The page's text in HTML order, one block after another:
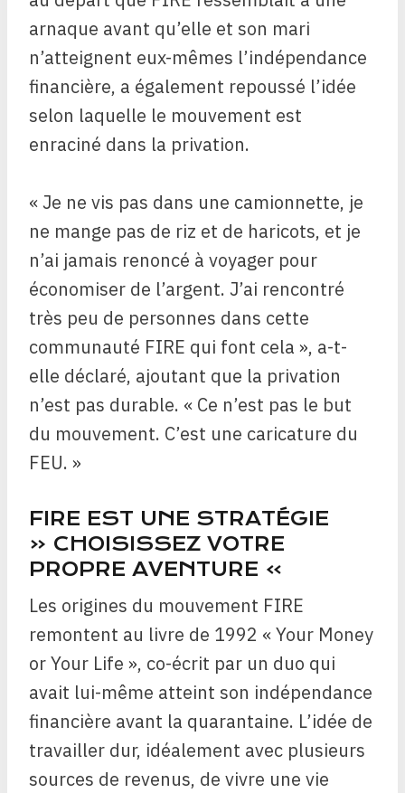
arnaque avant qu’elle et son mari
n’atteignent eux-mêmes l’indépendance
financière, a également repoussé l’idée
selon laquelle le mouvement est
enraciné dans la privation.
« Je ne vis pas dans une camionnette, je
ne mange pas de riz et de haricots, et je
n’ai jamais renoncé à voyager pour
économiser de l’argent. J’ai rencontré
très peu de personnes dans cette
communauté FIRE qui font cela », a-t-
elle déclaré, ajoutant que la privation
n’est pas durable. « Ce n’est pas le but
du mouvement. C’est une caricature du
FEU. »
FIRE EST UNE STRATÉGIE
« CHOISISSEZ VOTRE
PROPRE AVENTURE »
Les origines du mouvement FIRE
remontent au livre de 1992 « Your Money
or Your Life », co-écrit par un duo qui
avait lui-même atteint son indépendance
financière avant la quarantaine. L’idée de
travailler dur, idéalement avec plusieurs
sources de revenus, de vivre une vie